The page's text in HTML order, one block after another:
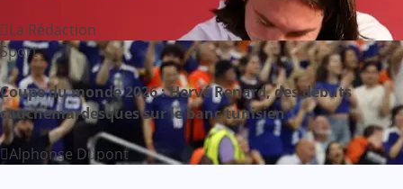
La Rédaction
Sport
Coupe du monde 2026 : Hervé Renard, des débuts
cauchemardesques sur le banc tunisien
Alphonse Dupont